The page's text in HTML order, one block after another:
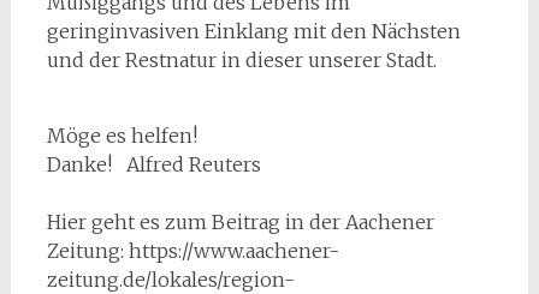
geringinvasiven Einklang mit den Nächsten
und der Restnatur in dieser unserer Stadt.
Möge es helfen!
Danke! Alfred Reuters
Hier geht es zum Beitrag in der Aachener
Zeitung: https://www.aachener-
zeitung.de/lokales/region-